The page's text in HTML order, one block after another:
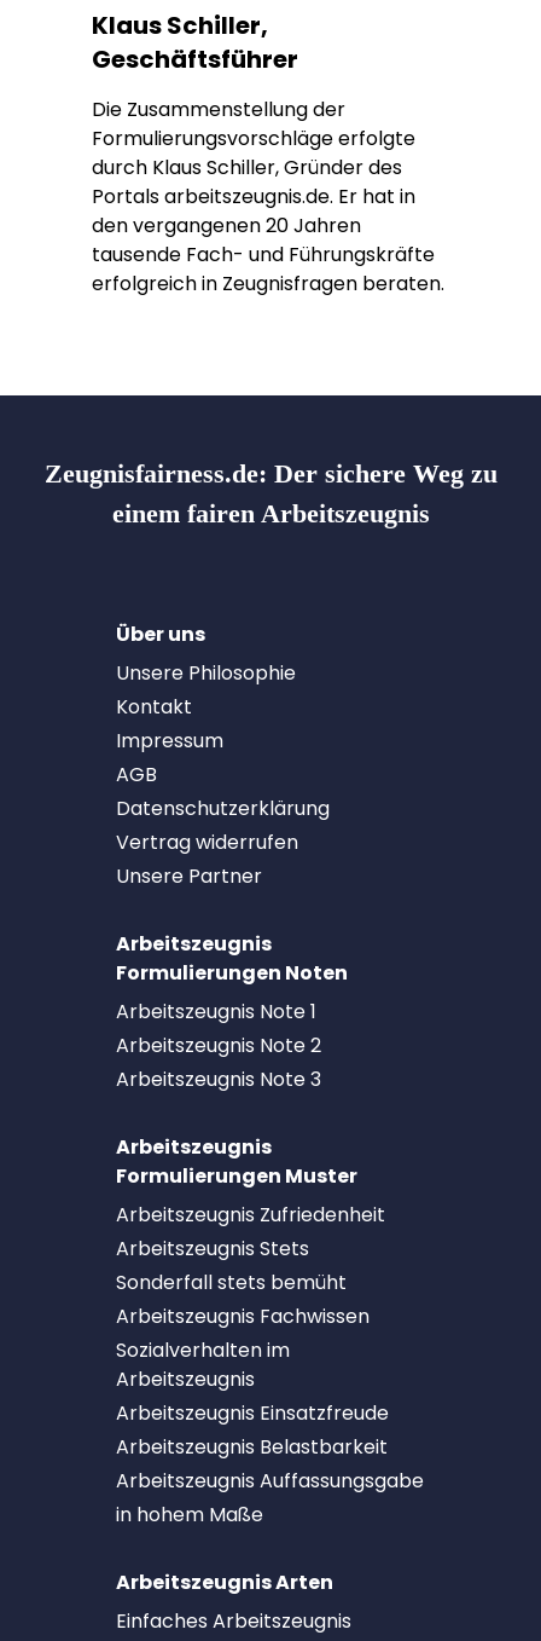
Klaus Schiller,
Geschäftsführer
Die Zusammenstellung der
Formulierungsvorschläge erfolgte
durch Klaus Schiller, Gründer des
Portals arbeitszeugnis.de. Er hat in
den vergangenen 20 Jahren
tausende Fach- und Führungskräfte
erfolgreich in Zeugnisfragen beraten.
Zeugnisfairness.de: Der sichere Weg zu
einem fairen Arbeitszeugnis
Über uns
Unsere Philosophie
Kontakt
Impressum
AGB
Datenschutzerklärung
Vertrag widerrufen
Unsere Partner
Arbeitszeugnis
Formulierungen Noten
Arbeitszeugnis Note 1
Arbeitszeugnis Note 2
Arbeitszeugnis Note 3
Arbeitszeugnis
Formulierungen Muster
Arbeitszeugnis Zufriedenheit
Arbeitszeugnis Stets
Sonderfall stets bemüht
Arbeitszeugnis Fachwissen
Sozialverhalten im
Arbeitszeugnis
Arbeitszeugnis Einsatzfreude
Arbeitszeugnis Belastbarkeit
Arbeitszeugnis Auffassungsgabe
in hohem Maße
Arbeitszeugnis Arten
Einfaches Arbeitszeugnis